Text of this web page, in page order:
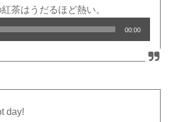
茶はうだるほど熱い。
00:00
day!